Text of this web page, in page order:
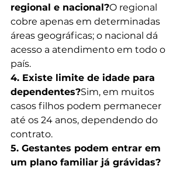
regional e nacional?O regional
cobre apenas em determinadas
áreas geográficas; o nacional dá
acesso a atendimento em todo o
país.
4. Existe limite de idade para
dependentes?Sim, em muitos
casos filhos podem permanecer
até os 24 anos, dependendo do
contrato.
5. Gestantes podem entrar em
um plano familiar já grávidas?